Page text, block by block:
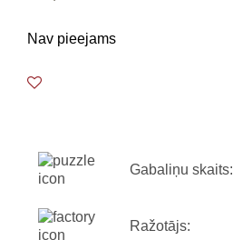
Nav pieejams
Gabaliņu skaits:
Ražotājs: